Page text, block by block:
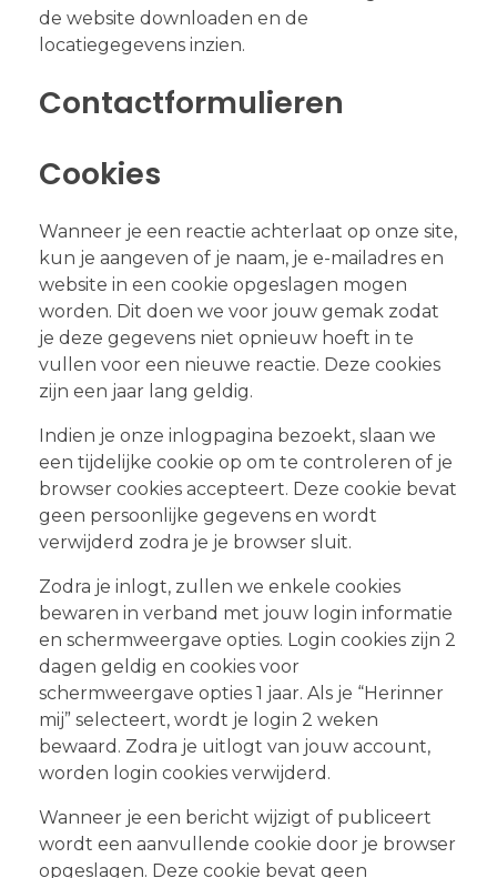
de website downloaden en de
locatiegegevens inzien.
Contactformulieren
Cookies
Wanneer je een reactie achterlaat op onze site,
kun je aangeven of je naam, je e-mailadres en
website in een cookie opgeslagen mogen
worden. Dit doen we voor jouw gemak zodat
je deze gegevens niet opnieuw hoeft in te
vullen voor een nieuwe reactie. Deze cookies
zijn een jaar lang geldig.
Indien je onze inlogpagina bezoekt, slaan we
een tijdelijke cookie op om te controleren of je
browser cookies accepteert. Deze cookie bevat
geen persoonlijke gegevens en wordt
verwijderd zodra je je browser sluit.
Zodra je inlogt, zullen we enkele cookies
bewaren in verband met jouw login informatie
en schermweergave opties. Login cookies zijn 2
dagen geldig en cookies voor
schermweergave opties 1 jaar. Als je “Herinner
mij” selecteert, wordt je login 2 weken
bewaard. Zodra je uitlogt van jouw account,
worden login cookies verwijderd.
Wanneer je een bericht wijzigt of publiceert
wordt een aanvullende cookie door je browser
opgeslagen. Deze cookie bevat geen